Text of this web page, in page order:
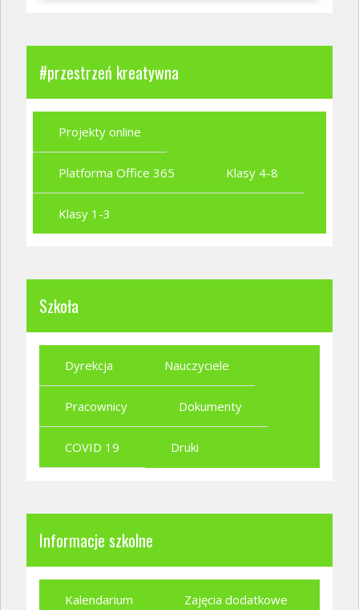
#przestrzeń kreatywna
Projekty online
Platforma Office 365 Klasy 4-8
Klasy 1-3
Szkoła
Dyrekcja Nauczyciele
Pracownicy Dokumenty
COVID 19 Druki
Informacje szkolne
Kalendarium Zajęcia dodatkowe